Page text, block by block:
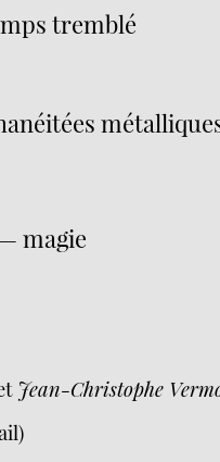
tremblé
magie
Jean-Christophe